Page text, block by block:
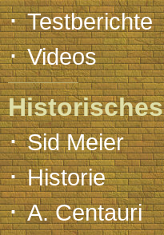
·Testberichte
·Videos
Historisches
·Sid Meier
·Historie
·A. Centauri